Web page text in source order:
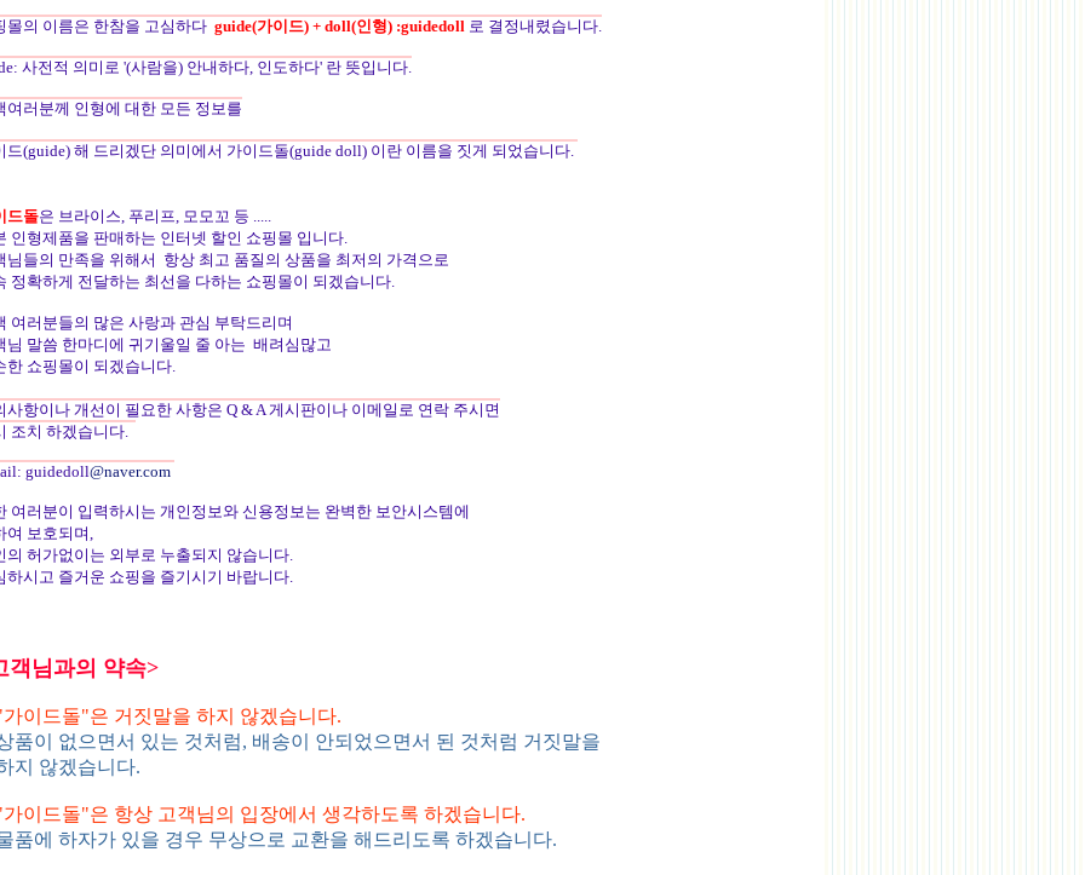
몰의 이름은 한참을 고심하다 guide(가이드) + doll(인형) :guidedoll 로 결정내렸습니다.
사전적 의미로 '(사람을) 안내하다, 인도하다' 란 뜻입니다.
여러분께 인형에 대한 모든 정보를
드(guide) 해 드리겠단 의미에서 가이드돌(guide doll) 이란 이름을 짓게 되었습니다.
드돌은 브라이스, 푸리프, 모모꼬 등 .....
인형제품을 판매하는 인터넷 할인 쇼핑몰 입니다.
님들의 만족을 위해서 항상 최고 품질의 상품을 최저의 가격으로
정확하게 전달하는 최선을 다하는 쇼핑몰이 되겠습니다.
여러분들의 많은 사랑과 관심 부탁드리며
님 말씀 한마디에 귀기울일 줄 아는 배려심많고
한 쇼핑몰이 되겠습니다.
사항이나 개선이 필요한 사항은 Q & A 게시판이나 이메일로 연락 주시면
조치 하겠습니다.
guidedoll@naver.com
여러분이 입력하시는 개인정보와 신용정보는 완벽한 보안시스템에
여 보호되며,
의 허가없이는 외부로 누출되지 않습니다.
하시고 즐거운 쇼핑을 즐기시기 바랍니다.
객님과의 약속>
가이드돌"은 거짓말을 하지 않겠습니다.
품이 없으면서 있는 것처럼, 배송이 안되었으면서 된 것처럼 거짓말을
지 않겠습니다.
가이드돌"은 항상 고객님의 입장에서 생각하도록 하겠습니다.
품에 하자가 있을 경우 무상으로 교환을 해드리도록 하겠습니다.